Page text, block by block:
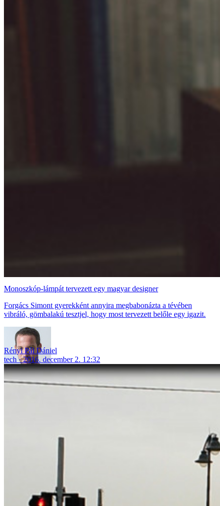
Monoszkóp-lámpát tervezett egy magyar designer
Forgács Simont gyerekként annyira megbabonázta a tévében
vibráló, gömbalakú tesztjel, hogy most tervezett belőle egy igazit.
Rényi Pál Dániel
tech
2016. december 2. 12:32